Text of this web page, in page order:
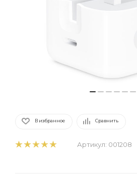
В избранное Сравнить
Артикул: 001208